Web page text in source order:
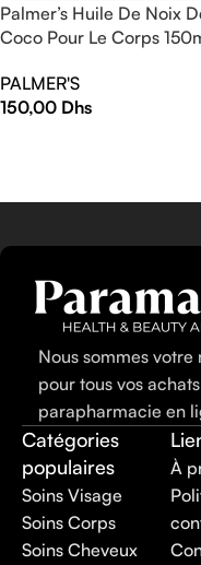
Palmer’s Huile De Noix
Coco Pour Le Corps
PALMER'S
150,00 Dhs
Nous sommes
pour tous vos
parapharmacie en
Catégories
populaires
Soins Visage
Soins Corps
Soins Cheveux
À